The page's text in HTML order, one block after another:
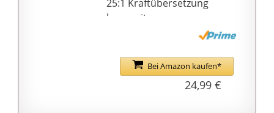
25:1 Kraftübersetzung
kann mit unserer
Kraftaufwand
gearbeitet werden.
EINFACHES HANDLING
Bei Amazon kaufen*
24,99 €